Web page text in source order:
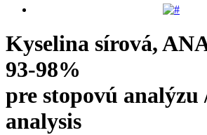
Kyselina sírová,
93-98%
pre stopovú analýzu
analysis